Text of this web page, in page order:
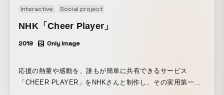
Interactive Social project
NHK「Cheer Player」
2019 Only Image
応援の熱量や感動を、誰もが簡単に共有できるサービス
「CHEER PLAYER」をNHKさんと制作し、その実用第一弾